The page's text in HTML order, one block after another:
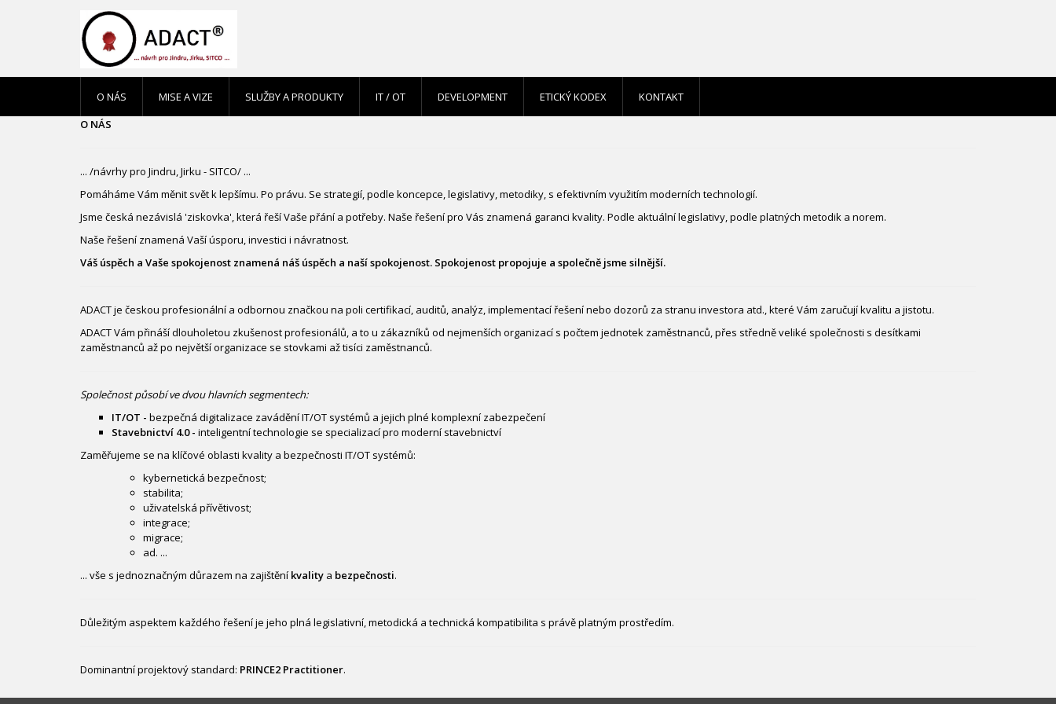
O NÁS MISE A VIZE SLUŽBY A PRODUKTY IT / OT DEVELOPMENT ETICKÝ KODEX
KONTAKT
O NÁS
... /návrhy pro Jindru, Jirku - SITCO/ ...
Pomáháme Vám měnit svět k lepšímu. Po právu. Se strategií, podle koncepce, legislativy, metodiky, s efektivním využitím moderních technologií.
Jsme česká nezávislá 'ziskovka', která řeší Vaše přání a potřeby. Naše řešení pro Vás znamená garanci kvality. Podle aktuální legislativy, podle platných metodik a norem.
Naše řešení znamená Vaší úsporu, investici i návratnost.
Váš úspěch a Vaše spokojenost znamená náš úspěch a naší spokojenost. Spokojenost propojuje a společně jsme silnější.
ADACT je českou profesionální a odbornou značkou na poli certifikací, auditů, analýz, implementací řešení nebo dozorů za stranu investora atd., které Vám zaručují kvalitu a jistotu.
ADACT Vám přináší dlouholetou zkušenost profesionálů, a to u zákazníků od nejmenších organizací s počtem jednotek zaměstnanců, přes středně veliké společnosti s desítkami
zaměstnanců až po největší organizace se stovkami až tisíci zaměstnanců.
Společnost působí ve dvou hlavních segmentech:
IT/OT - bezpečná digitalizace zavádění IT/OT systémů a jejich plné komplexní zabezpečení
Stavebnictví 4.0 - inteligentní technologie se specializací pro moderní stavebnictví
Zaměřujeme se na klíčové oblasti kvality a bezpečnosti IT/OT systémů:
kybernetická bezpečnost;
stabilita;
uživatelská přívětivost;
integrace;
migrace;
ad. ...
... vše s jednoznačným důrazem na zajištění kvality a bezpečnosti.
Důležitým aspektem každého řešení je jeho plná legislativní, metodická a technická kompatibilita s právě platným prostředím.
Dominantní projektový standard: PRINCE2 Practitioner.